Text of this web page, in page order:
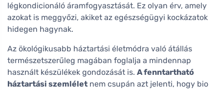
légkondicionáló áramfogyasztását. Ez olyan érv, amely
azokat is meggyőzi, akiket az egészségügyi kockázatok
hidegen hagynak.
Az ökológikusabb háztartási életmódra való átállás
természetszerűleg magában foglalja a mindennap
használt készülékek gondozását is. A fenntartható
háztartási szemlélet nem csupán azt jelenti, hogy bio